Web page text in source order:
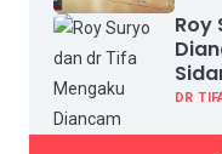
Roy
dan
DR